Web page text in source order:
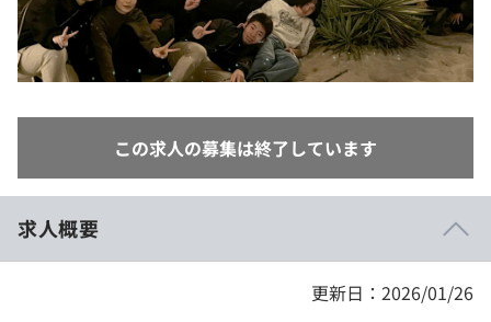
法人向けプラン
学校向けプラン
この求人の募集は終了しています
求人概要
更新日：2026/01/26